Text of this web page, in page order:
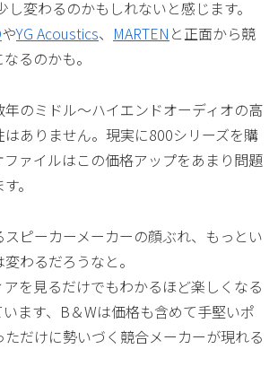
し変わるのかもしれないと感じます。
やYG Acoustics、 MARTEN と正面から競
るのかも。
のミドル〜ハイエンドオーディオの高
ありません。現実に800シリーズを購
ファイルはこの価格アップをあまり問題
。
ピーカーメーカーの顔ぶれ、もっとい
わるだろうなと。
を見るだけでもわかるほど楽しくなる
ます、B＆Wは価格も含めて手堅いポ
だけに勢いづく競合メーカーが現れる